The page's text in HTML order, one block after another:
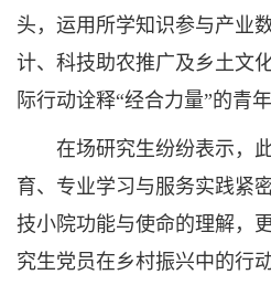
头，运用所学知识参与产业
计、科技助农推广及乡土文
际行动诠释“经合力量”的青年
在场研究生纷纷表示，此
育、专业学习与服务实践紧
技小院功能与使命的理解，
究生党员在乡村振兴中的行